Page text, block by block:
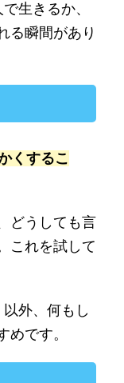
生きるか、
る瞬間があり
くするこ
どうしても言
これを試して
外、何もし
めです。